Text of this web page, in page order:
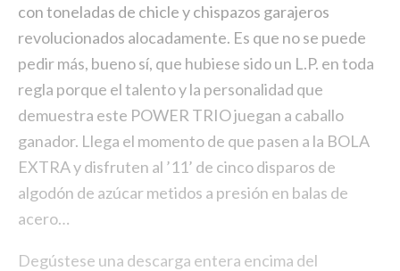
con toneladas de chicle y chispazos garajeros
revolucionados alocadamente. Es que no se puede
pedir más, bueno sí, que hubiese sido un L.P. en toda
regla porque el talento y la personalidad que
demuestra este POWER TRIO juegan a caballo
ganador. Llega el momento de que pasen a la BOLA
EXTRA y disfruten al ’11’ de cinco disparos de
algodón de azúcar metidos a presión en balas de
acero…
Degústese una descarga entera encima del